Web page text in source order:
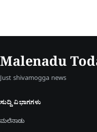
Malenadu
Just shivamogga news
ಸುದ್ದಿ ವಿಭಾಗಗಳು
ಮಲೆನಾಡು